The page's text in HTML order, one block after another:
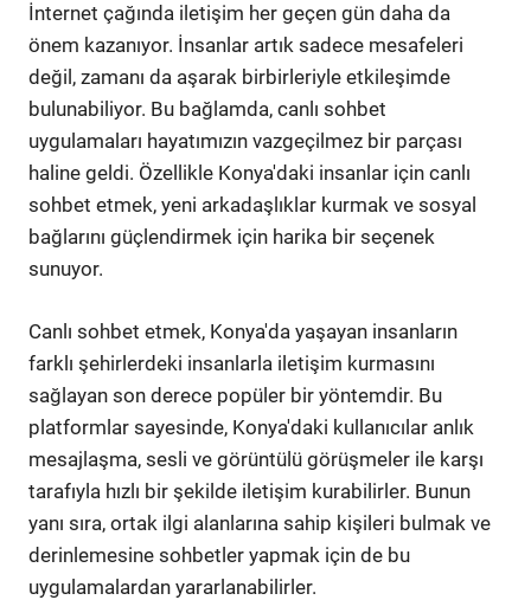
İnternet çağında iletişim her geçen gün daha da
önem kazanıyor. İnsanlar artık sadece mesafeleri
değil, zamanı da aşarak birbirleriyle etkileşimde
bulunabiliyor. Bu bağlamda, canlı sohbet
uygulamaları hayatımızın vazgeçilmez bir parçası
haline geldi. Özellikle Konya'daki insanlar için canlı
sohbet etmek, yeni arkadaşlıklar kurmak ve sosyal
bağlarını güçlendirmek için harika bir seçenek
sunuyor.
Canlı sohbet etmek, Konya'da yaşayan insanların
farklı şehirlerdeki insanlarla iletişim kurmasını
sağlayan son derece popüler bir yöntemdir. Bu
platformlar sayesinde, Konya'daki kullanıcılar anlık
mesajlaşma, sesli ve görüntülü görüşmeler ile karşı
tarafıyla hızlı bir şekilde iletişim kurabilirler. Bunun
yanı sıra, ortak ilgi alanlarına sahip kişileri bulmak ve
derinlemesine sohbetler yapmak için de bu
uygulamalardan yararlanabilirler.